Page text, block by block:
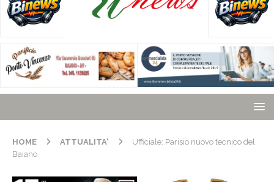
HOME ATTUALITA'
Ufficiale: Parisio nuovo tecnico del
Baiano